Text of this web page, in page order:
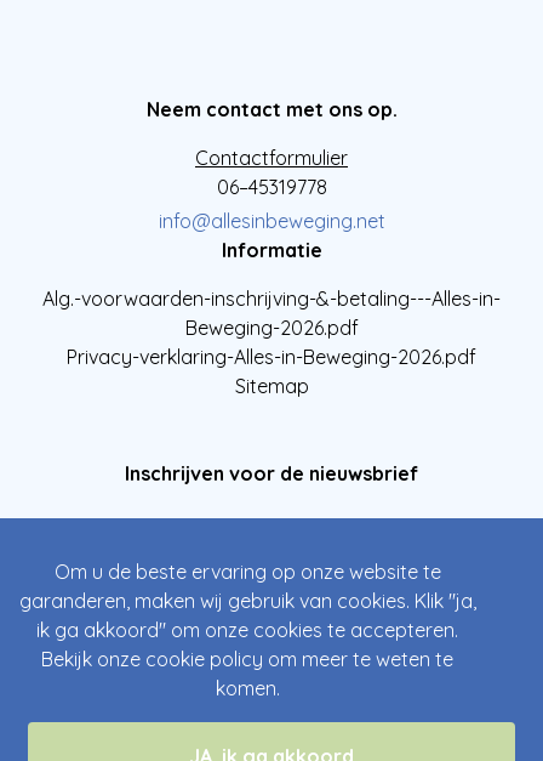
Neem contact met ons op.
Contactformulier
06–45319778
info@allesinbeweging.net
Informatie
Alg.-voorwaarden-inschrijving-&-betaling---Alles-in-
Beweging-2026.pdf
Privacy-verklaring-Alles-in-Beweging-2026.pdf
Sitemap
Inschrijven voor de nieuwsbrief
Inschrijven
Om u de beste ervaring op onze website te
garanderen, maken wij gebruik van cookies. Klik "ja,
ik ga akkoord" om onze cookies te accepteren.
Bekijk onze cookie policy om meer te weten te
komen.
JA, ik ga akkoord